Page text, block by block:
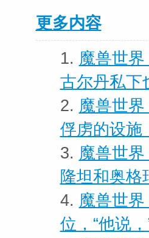
更多内容
1. 魔兽世
古尔丹私下
2. 魔兽世
俘虏的设施
3. 魔兽世
隆坦和奥格
4. 魔兽世
位，“他说，